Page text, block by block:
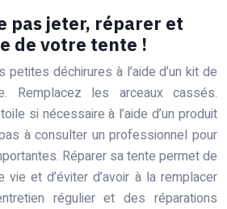
pas jeter, réparer et
de votre tente !
déchirures à l’aide d’un kit de
Remplacez les arceaux cassés.
si nécessaire à l’aide d’un produit
à consulter un professionnel pour
Réparer sa tente permet de
et d’éviter d’avoir à la remplacer
régulier et des réparations